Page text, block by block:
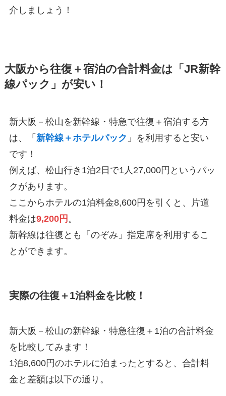
介しましょう！
大阪から往復＋宿泊の合計料金は「JR新幹
線パック」が安い！
新大阪－松山を新幹線・特急で往復＋宿泊する方
は、「 新幹線＋ホテルパック 」を利用すると安い
です！
例えば、松山行き1泊2日で1人27,000円というパッ
クがあります。
ここからホテルの1泊料金8,600円を引くと、片道
料金は9,200円 。
新幹線は往復とも「のぞみ」指定席を利用するこ
とができます。
実際の往復＋1泊料金を比較！
新大阪－松山の新幹線・特急往復＋1泊の合計料金
を比較してみます！
1泊8,600円のホテルに泊まったとすると、合計料
金と差額は以下の通り。